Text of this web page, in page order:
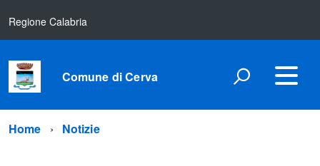
Regione Calabria
Comune di Cerva
Home Notizie